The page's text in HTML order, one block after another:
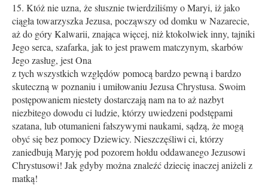
Któż nie uzna, że słusznie twierdziliśmy o Maryi, iż jako
ciągła towarzyszka Jezusa, począwszy od domku w Nazarecie,
aż do góry Kalwarii, znająca więcej, niż ktokolwiek inny, tajniki
Jego serca, szafarka, jak to jest prawem matczynym, skarbów
Jego zasług, jest Ona
z tych wszystkich względów pomocą bardzo pewną i bardzo
skuteczną w poznaniu i umiłowaniu Jezusa Chrystusa. Swoim
postępowaniem niestety dostarczają nam na to aż nazbyt
niezbitego dowodu ci ludzie, którzy uwiedzeni podstępami
szatana, lub otumanieni fałszywymi naukami, sądzą, że mogą
obyć się bez pomocy Dziewicy. Nieszczęśliwi ci, którzy
zaniedbują Maryję pod pozorem hołdu oddawanego Jezusowi
Chrystusowi! Jak gdyby można znaleźć dziecię inaczej aniżeli z
matką!